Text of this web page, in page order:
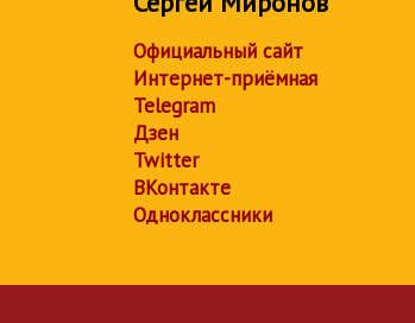
Официальный сайт
Интернет-приёмная
Telegram
Дзен
Twitter
ВКонтакте
Одноклассники